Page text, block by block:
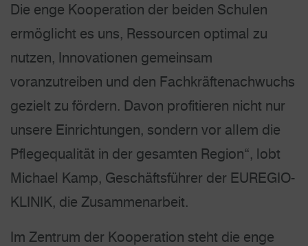
Die enge Kooperation der beiden Schulen
ermöglicht es uns, Ressourcen optimal zu
nutzen, Innovationen gemeinsam
voranzutreiben und den Fachkräftenachwuchs
gezielt zu fördern. Davon profitieren nicht nur
unsere Einrichtungen, sondern vor allem die
Pflegequalität in der gesamten Region“, lobt
Michael Kamp, Geschäftsführer der EUREGIO-
KLINIK, die Zusammenarbeit.
Im Zentrum der Kooperation steht die enge